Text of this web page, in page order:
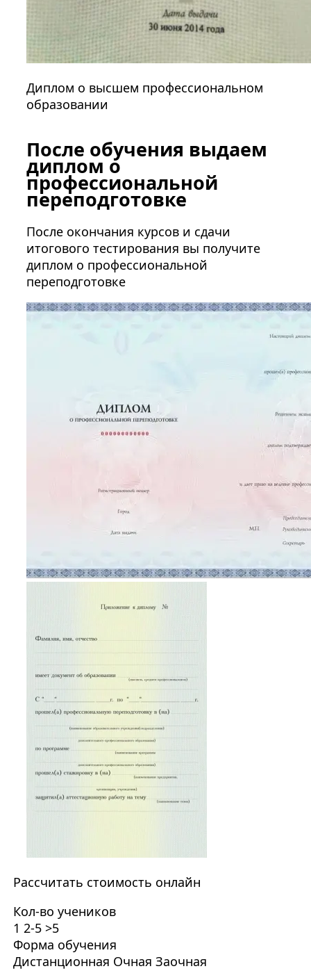
Диплом о высшем профессиональном
образовании
После обучения выдаем
диплом о
профессиональной
переподготовке
После окончания курсов и сдачи
итогового тестирования вы получите
диплом о профессиональной
переподготовке
Рассчитать стоимость онлайн
Кол-во учеников
1 2-5 >5
Форма обучения
Дистанционная Очная Заочная